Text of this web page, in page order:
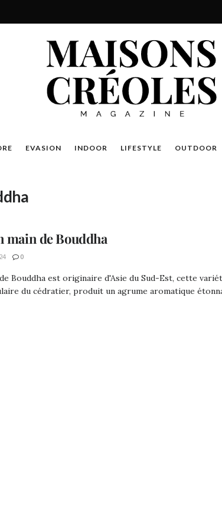
EVASION INDOOR LIFESTYLE OUTDOOR
main de Bouddha
0
Bouddha est originaire d'Asie du Sud-Est, cette
du cédratier, produit un agrume aromatique